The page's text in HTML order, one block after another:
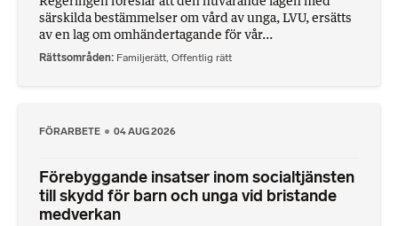
särskilda bestämmelser om vård av unga, LVU, ersätts
av en lag om omhändertagande för vår...
Rättsområden Familjerätt, Offentlig rätt
FÖRARBETE 04 AUG 2026
Förebyggande insatser inom socialtjänsten
till skydd för barn och unga vid bristande
medverkan